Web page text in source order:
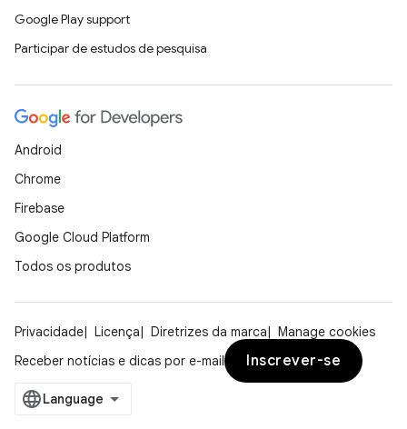
Google Play support
Participar de estudos de pesquisa
Android
Chrome
Firebase
Google Cloud Platform
Todos os produtos
Privacidade Licença Diretrizes da marca
Manage cookies
Receber notícias e dicas por e-mail
Inscrever-se